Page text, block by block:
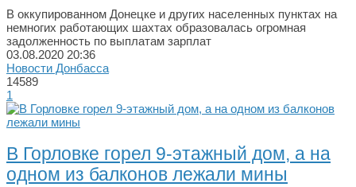
В оккупированном Донецке и других населенных пунктах на
немногих работающих шахтах образовалась огромная
задолженность по выплатам зарплат
03.08.2020 20:36
Новости Донбасса
14589
1
В Горловке горел 9-этажный дом, а на
одном из балконов лежали мины